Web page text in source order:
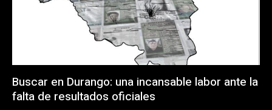
Buscar en Durango: una incansable labor ante la
falta de resultados oficiales